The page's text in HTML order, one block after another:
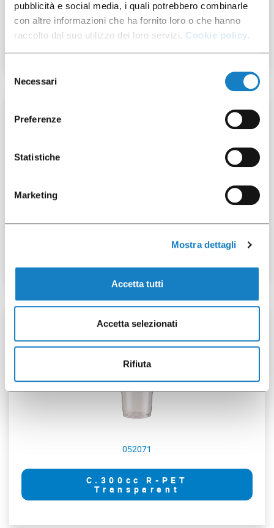
pubblicità e social media, i quali potrebbero combinarle
con altre informazioni che ha fornito loro o che hanno
raccolto dal suo utilizzo dei loro servizi. Cookie policy.
delNecessari
Preferenze
Statistiche
Marketing
Mostra dettagli
Accetta tutti
Accetta selezionati
Rifiuta
Flat Lid PET Cross Cut for
for C.160/205/250/300cc
50 pcs
052071
C.300cc R-PET
Transparent